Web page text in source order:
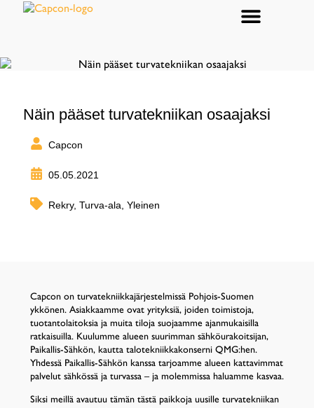
Näin pääset turvatekniikan osaajaksi
Capcon
05.05.2021
Rekry, Turva-ala Yleinen
Capcon on turvatekniikkajärjestelmissä Pohjois-Suomen
ykkönen. Asiakkaamme ovat yrityksiä, joiden toimistoja,
tuotantolaitoksia ja muita tiloja suojaamme ajanmukaisilla
ratkaisuilla. Kuulumme alueen suurimman sähköurakoitsijan,
Paikallis-Sähkön, kautta talotekniikkakonserni QMG:hen.
Yhdessä Paikallis-Sähkön kanssa tarjoamme alueen kattavimmat
palvelut sähkössä ja turvassa – ja molemmissa haluamme kasvaa.
Siksi meillä avautuu tämän tästä paikkoja uusille turvatekniikan